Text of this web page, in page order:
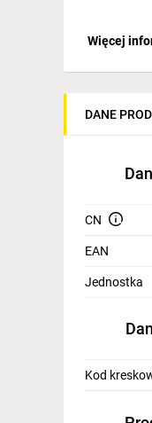
IT, GSM
Odzież
Inne
Elektronika
Smart home
Energetyka
Więcej
DANE
CN
EAN
Jednostka
Kod